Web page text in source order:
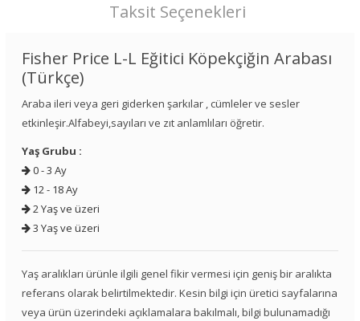
Taksit Seçenekleri
Fisher Price L-L Eğitici Köpekçiğin Arabası
(Türkçe)
Araba ileri veya geri giderken şarkılar , cümleler ve sesler
etkinleşir.Alfabeyi,sayıları ve zıt anlamlıları öğretir.
Yaş Grubu :
0 - 3 Ay
12 - 18 Ay
2 Yaş ve üzeri
3 Yaş ve üzeri
Yaş aralıkları ürünle ilgili genel fikir vermesi için geniş bir aralıkta
referans olarak belirtilmektedir. Kesin bilgi için üretici sayfalarına
veya ürün üzerindeki açıklamalara bakılmalı, bilgi bulunamadığı